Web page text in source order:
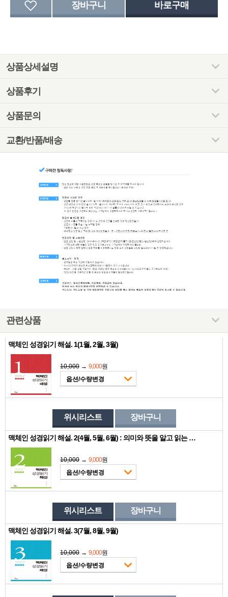
상품상세설명
상품후기
상품문의
교환/반품/배송
관련상품
맥체인 성경읽기 해설. 1(1월, 2월, 3월)
10,000 → 9,000원
옵션/수량변경
위시리스트 장바구니
맥체인 성경읽기 해설. 2(4월, 5월, 6월) : 의미와 뜻을 알고 읽는 성경읽기의 즐거움
10,000 → 9,000원
옵션/수량변경
위시리스트 장바구니
맥체인 성경읽기 해설. 3(7월, 8월, 9월)
10,000 → 9,000원
옵션/수량변경